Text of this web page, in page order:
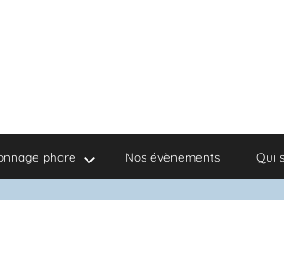
phare Nos évènements Qui